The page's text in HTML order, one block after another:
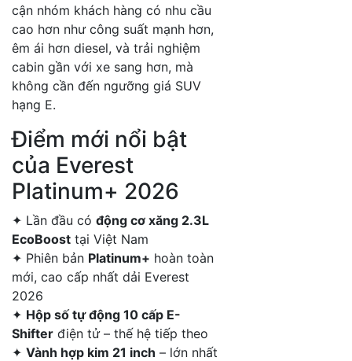
cận nhóm khách hàng có nhu cầu
cao hơn như công suất mạnh hơn,
êm ái hơn diesel, và trải nghiệm
cabin gần với xe sang hơn, mà
không cần đến ngưỡng giá SUV
hạng E.
Điểm mới nổi bật
của Everest
Platinum+ 2026
✦ Lần đầu có động cơ xăng 2.3L
EcoBoost tại Việt Nam
✦ Phiên bản Platinum+ hoàn toàn
mới, cao cấp nhất dải Everest
2026
✦ Hộp số tự động 10 cấp E-
Shifter điện tử – thế hệ tiếp theo
✦ Vành hợp kim 21 inch – lớn nhất